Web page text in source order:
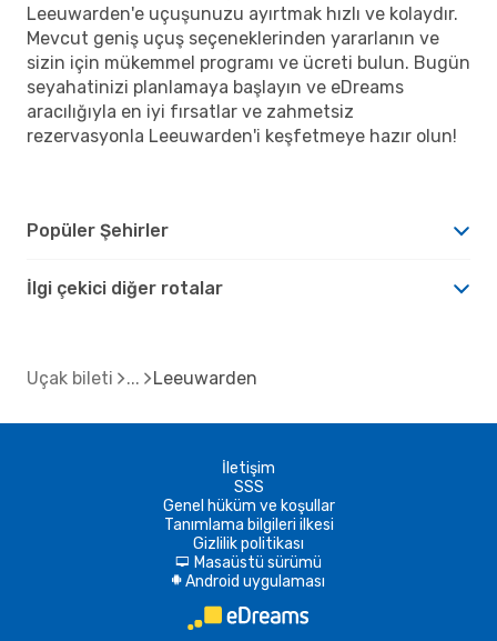
Leeuwarden'e uçuşunuzu ayırtmak hızlı ve kolaydır.
Mevcut geniş uçuş seçeneklerinden yararlanın ve
sizin için mükemmel programı ve ücreti bulun. Bugün
seyahatinizi planlamaya başlayın ve eDreams
aracılığıyla en iyi fırsatlar ve zahmetsiz
rezervasyonla Leeuwarden'i keşfetmeye hazır olun!
Popüler Şehirler
İlgi çekici diğer rotalar
Uçak bileti Leeuwarden
İletişim
SSS
Genel hüküm ve koşullar
Tanımlama bilgileri ilkesi
Gizlilik politikası
d Masaüstü sürümü
A Android uygulaması